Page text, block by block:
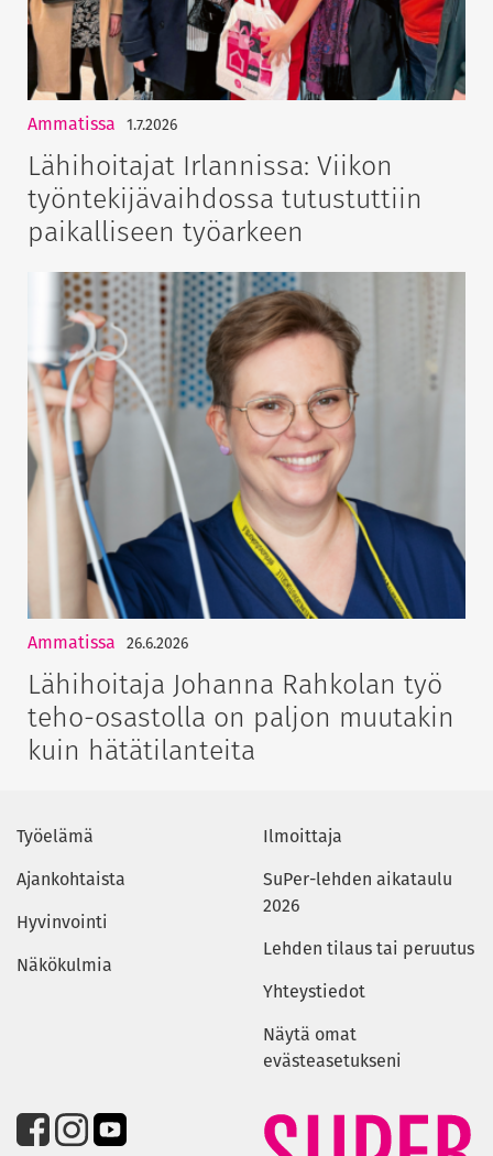
Ammatissa 1.7.2026
Lähihoitajat Irlannissa: Viikon
työntekijävaihdossa tutustuttiin
paikalliseen työarkeen
Ammatissa 26.6.2026
Lähihoitaja Johanna Rahkolan työ
teho-osastolla on paljon muutakin
kuin hätätilanteita
Työelämä
Ajankohtaista
Hyvinvointi
Näkökulmia
Ilmoittaja
SuPer-lehden aikataulu
2026
Lehden tilaus tai peruutus
Yhteystiedot
Näytä omat
evästeasetukseni